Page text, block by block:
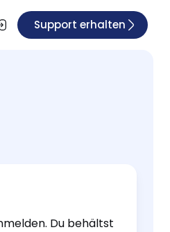
Support erhalten
Du behältst